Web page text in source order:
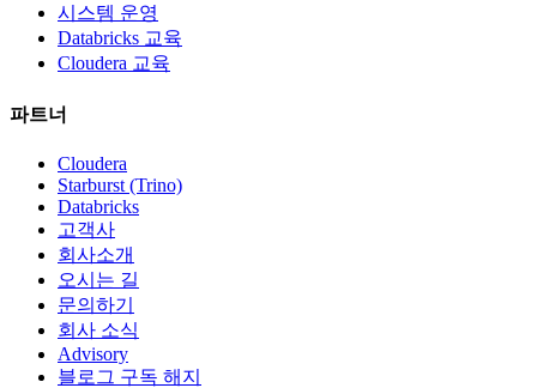
시스템 운영
Databricks 교육
Cloudera 교육
파트너
Cloudera
Starburst (Trino)
Databricks
고객사
회사소개
오시는 길
문의하기
회사 소식
Advisory
블로그 구독 해지